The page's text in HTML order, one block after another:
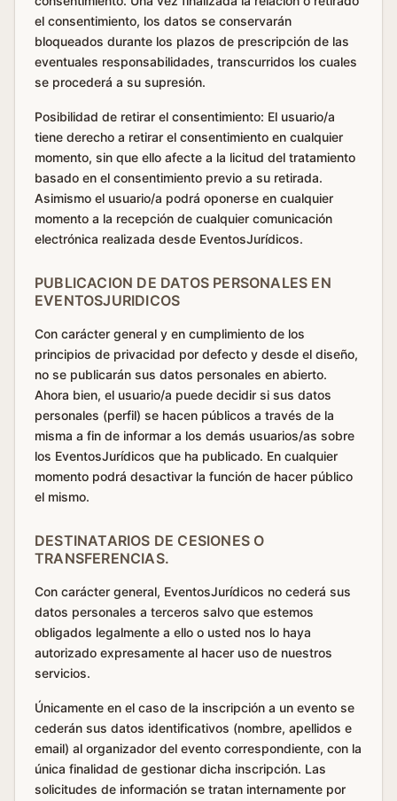
el consentimiento, los datos se conservarán
bloqueados durante los plazos de prescripción de las
eventuales responsabilidades, transcurridos los cuales
se procederá a su supresión.
Posibilidad de retirar el consentimiento: El usuario/a
tiene derecho a retirar el consentimiento en cualquier
momento, sin que ello afecte a la licitud del tratamiento
basado en el consentimiento previo a su retirada.
Asimismo el usuario/a podrá oponerse en cualquier
momento a la recepción de cualquier comunicación
electrónica realizada desde EventosJurídicos.
PUBLICACION DE DATOS PERSONALES EN
EVENTOSJURIDICOS
Con carácter general y en cumplimiento de los
principios de privacidad por defecto y desde el diseño,
no se publicarán sus datos personales en abierto.
Ahora bien, el usuario/a puede decidir si sus datos
personales (perfil) se hacen públicos a través de la
misma a fin de informar a los demás usuarios/as sobre
los EventosJurídicos que ha publicado. En cualquier
momento podrá desactivar la función de hacer público
el mismo.
DESTINATARIOS DE CESIONES O
TRANSFERENCIAS.
Con carácter general, EventosJurídicos no cederá sus
datos personales a terceros salvo que estemos
obligados legalmente a ello o usted nos lo haya
autorizado expresamente al hacer uso de nuestros
servicios.
Únicamente en el caso de la inscripción a un evento se
cederán sus datos identificativos (nombre, apellidos e
email) al organizador del evento correspondiente, con la
única finalidad de gestionar dicha inscripción. Las
solicitudes de información se tratan internamente por